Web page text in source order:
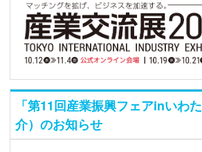
「第11回産業振興フェアinいわ
介）のお知らせ